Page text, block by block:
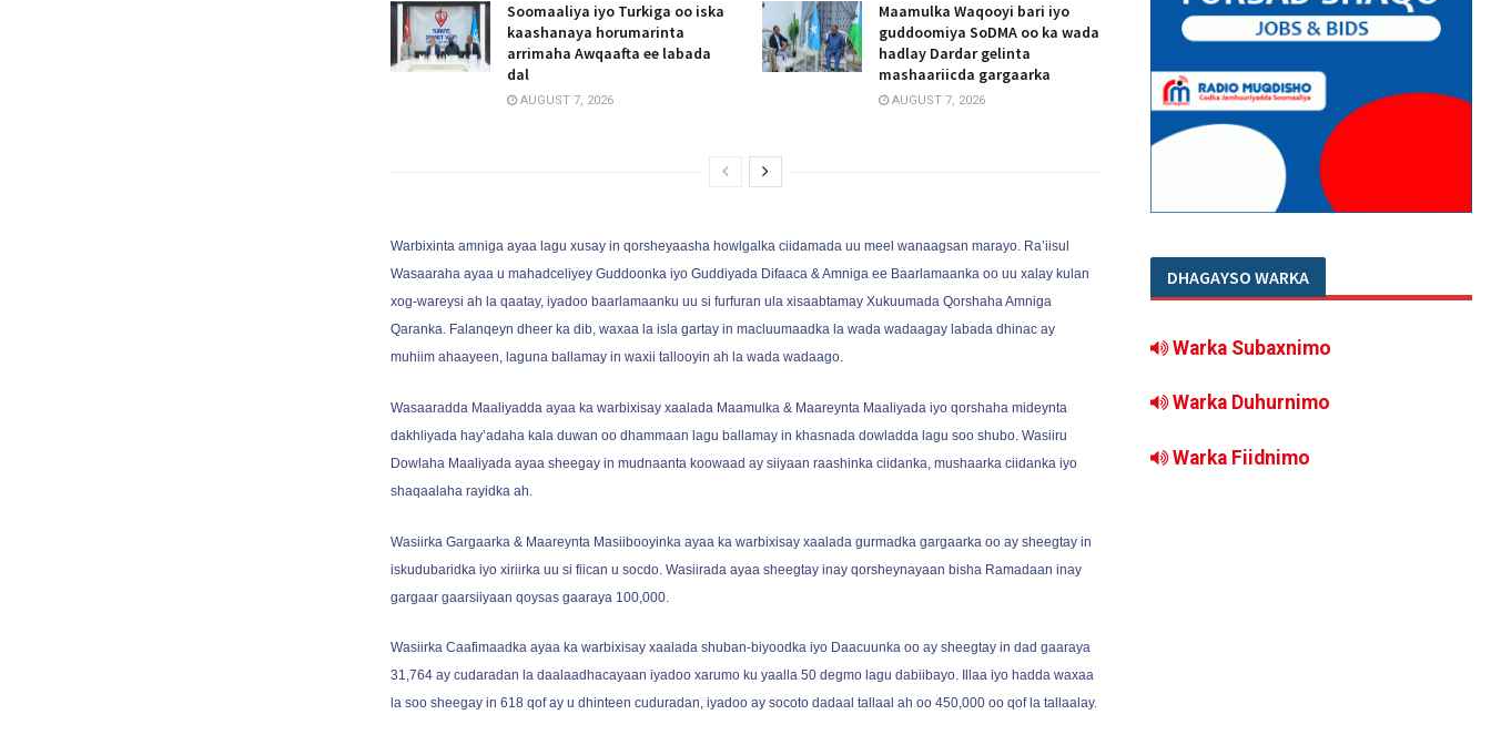
Soomaaliya iyo Turkiga oo iska
kaashanaya horumarinta
arrimaha Awqaafta ee labada
dal
AUGUST 7, 2026
Maamulka Waqooyi bari iyo
guddoomiya SoDMA oo ka wada
hadlay Dardar gelinta
mashaariicda gargaarka
AUGUST 7, 2026
Warbixinta amniga ayaa lagu xusay in qorsheyaasha howlgalka ciidamada uu meel wanaagsan marayo. Ra’iisul
Wasaaraha ayaa u mahadceliyey Guddoonka iyo Guddiyada Difaaca & Amniga ee Baarlamaanka oo uu xalay kulan
xog-wareysi ah la qaatay, iyadoo baarlamaanku uu si furfuran ula xisaabtamay Xukuumada Qorshaha Amniga
Qaranka. Falanqeyn dheer ka dib, waxaa la isla gartay in macluumaadka la wada wadaagay labada dhinac ay
muhiim ahaayeen, laguna ballamay in waxii tallooyin ah la wada wadaago.
Wasaaradda Maaliyadda ayaa ka warbixisay xaalada Maamulka & Maareynta Maaliyada iyo qorshaha mideynta
dakhliyada hay’adaha kala duwan oo dhammaan lagu ballamay in khasnada dowladda lagu soo shubo. Wasiiru
Dowlaha Maaliyada ayaa sheegay in mudnaanta koowaad ay siiyaan raashinka ciidanka, mushaarka ciidanka iyo
shaqaalaha rayidka ah.
Wasiirka Gargaarka & Maareynta Masiibooyinka ayaa ka warbixisay xaalada gurmadka gargaarka oo ay sheegtay in
iskudubaridka iyo xiriirka uu si fiican u socdo. Wasiirada ayaa sheegtay inay qorsheynayaan bisha Ramadaan inay
gargaar gaarsiiyaan qoysas gaaraya 100,000.
Wasiirka Caafimaadka ayaa ka warbixisay xaalada shuban-biyoodka iyo Daacuunka oo ay sheegtay in dad gaaraya
31,764 ay cudaradan la daalaadhacayaan iyadoo xarumo ku yaalla 50 degmo lagu dabiibayo. Illaa iyo hadda waxaa
la soo sheegay in 618 qof ay u dhinteen cuduradan, iyadoo ay socoto dadaal tallaal ah oo 450,000 oo qof la tallaalay.
DHAGAYSO WARKA
Warka Subaxnimo
Warka Duhurnimo
Warka Fiidnimo